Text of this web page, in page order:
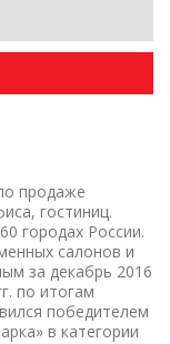
продаже
гостиниц.
городах России.
салонов и
за декабрь 2016
по итогам
победителем
в категории